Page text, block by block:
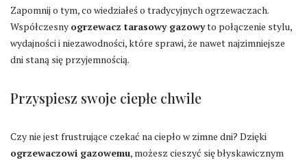
Zapomnij o tym, co wiedziałeś o tradycyjnych ogrzewaczach.
Współczesny ogrzewacz tarasowy gazowyto połączenie stylu,
wydajności i niezawodności, które sprawi, że nawet najzimniejsze
dni staną się przyjemnością.
Przyspiesz swoje ciepłe chwile
Czy nie jest frustrujące czekać na ciepło w zimne dni? Dzięki
ogrzewaczowi gazowemu, możesz cieszyć się błyskawicznym